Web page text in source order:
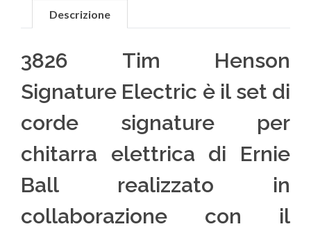
Descrizione
3826 Tim Henson
Signature Electric è il set di
corde signature per
chitarra elettrica di Ernie
Ball realizzato in
collaborazione con il